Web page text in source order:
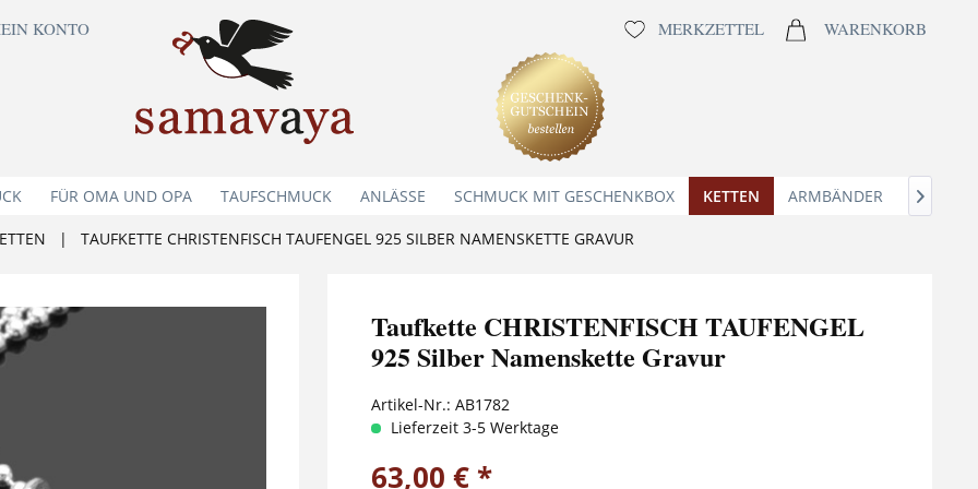
KONTO MERKZETTEL WARENKORB
FÜR OMA UND OPA TAUFSCHMUCK ANLÄSSE SCHMUCK MIT GESCHENKBOX KETTEN ARMBÄNDER 
| TAUFKETTE CHRISTENFISCH TAUFENGEL 925 SILBER NAMENSKETTE GRAVUR
Taufkette CHRISTENFISCH TAUFENGEL
925 Silber Namenskette Gravur
Artikel-Nr.: AB1782
Lieferzeit 3-5 Werktage
63,00 € *